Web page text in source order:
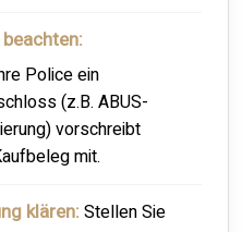
Police ein
(z.B. ABUS-
vorschreibt
mit.
klären: Stellen Sie